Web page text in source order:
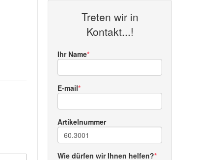
Treten wir in
Kontakt...!
Ihr Name
E-mail
Artikelnummer
Wie dürfen wir Ihnen helfen?